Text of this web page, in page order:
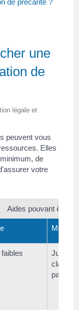
une
de
légale et
peuvent vous
Elles
de
votre
Aides pouvant être
Montant
par